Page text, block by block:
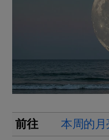
前往 本周的